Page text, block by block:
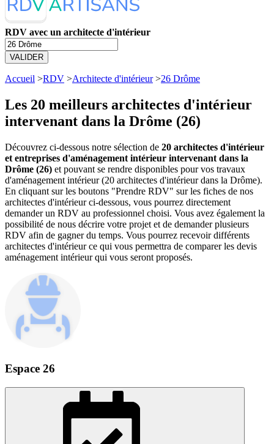
RDV avec un architecte d'intérieur
VALIDER
Accueil >RDV >Architecte d'intérieur>26 Drôme
Les 20 meilleurs architectes d'intérieur
intervenant dans la Drôme (26)
Découvrez ci-dessous notre sélection de 20 architectes d'intérieur
et entreprises d'aménagement intérieur intervenant dans la
Drôme (26) et pouvant se rendre disponibles pour vos travaux
d'aménagement intérieur (20 architectes d'intérieur dans la Drôme).
En cliquant sur les boutons "Prendre RDV" sur les fiches de nos
architectes d'intérieur ci-dessous, vous pourrez directement
demander un RDV au professionnel choisi. Vous avez également la
possibilité de nous décrire votre projet et de demander plusieurs
RDV afin de gagner du temps. Vous pourrez recevoir différents
architectes d'intérieur ce qui vous permettra de comparer les devis
aménagement intérieur qui vous seront proposés.
Espace 26